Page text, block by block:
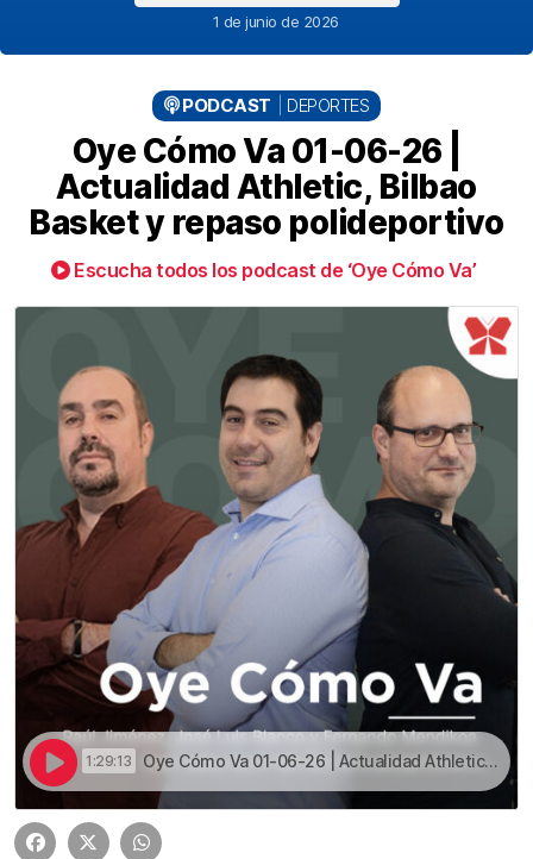
1 de junio de 2026
PODCAST DEPORTES
Oye Cómo Va 01-06-26 |
Actualidad Athletic, Bilbao
Basket y repaso polideportivo
Escucha todos los podcast de ‘Oye Cómo Va’
1:29:13 Oye Cómo Va 01-06-26 | Actualidad Athletic, Bilbao Basket y repaso polideportivo | Oye Cómo Va 01-06-26 | Actualidad Athletic, Bilbao Basket y repaso polideportivo